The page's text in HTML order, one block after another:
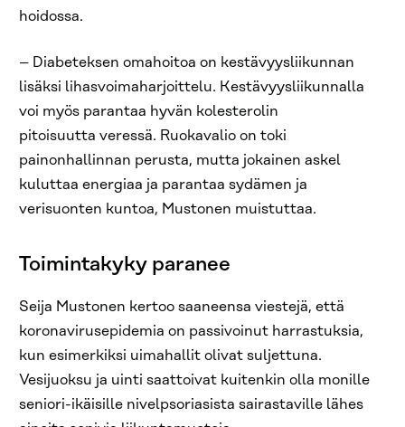
hoidossa.
– Diabeteksen omahoitoa on kestävyysliikunnan
lisäksi lihasvoimaharjoittelu. Kestävyysliikunnalla
voi myös parantaa hyvän kolesterolin
pitoisuutta veressä. Ruokavalio on toki
painonhallinnan perusta, mutta jokainen askel
kuluttaa energiaa ja parantaa sydämen ja
verisuonten kuntoa, Mustonen muistuttaa.
Toimintakyky paranee
Seija Mustonen kertoo saaneensa viestejä, että
koronavirusepidemia on passivoinut harrastuksia,
kun esimerkiksi uimahallit olivat suljettuna.
Vesijuoksu ja uinti saattoivat kuitenkin olla monille
seniori-ikäisille nivelpsoriasista sairastaville lähes